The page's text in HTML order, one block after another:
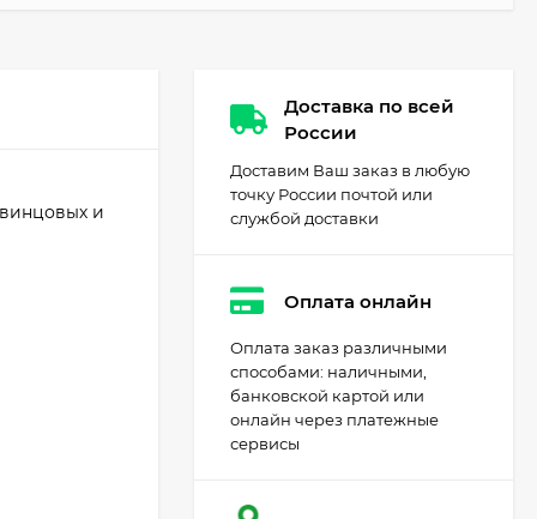
и
Доставка по всей
России
Доставим Ваш заказ в любую
точку России почтой или
службой доставки
Оплата онлайн
Оплата заказ различными
способами: наличными,
банковской картой или
онлайн через платежные
сервисы